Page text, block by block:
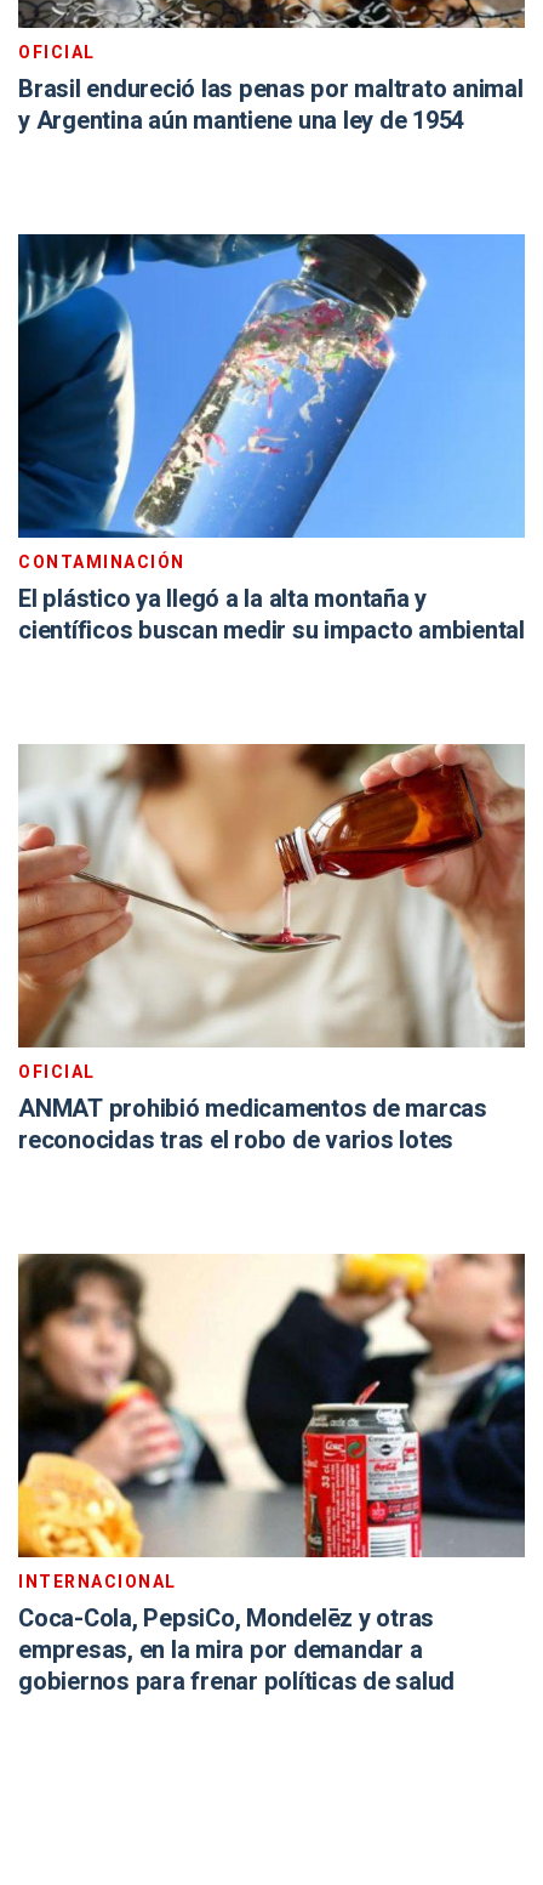
OFICIAL
Brasil endureció las penas por maltrato animal
y Argentina aún mantiene una ley de 1954
CONTAMINACIÓN
El plástico ya llegó a la alta montaña y
científicos buscan medir su impacto ambiental
OFICIAL
ANMAT prohibió medicamentos de marcas
reconocidas tras el robo de varios lotes
INTERNACIONAL
Coca-Cola, PepsiCo, Mondelēz y otras
empresas, en la mira por demandar a
gobiernos para frenar políticas de salud